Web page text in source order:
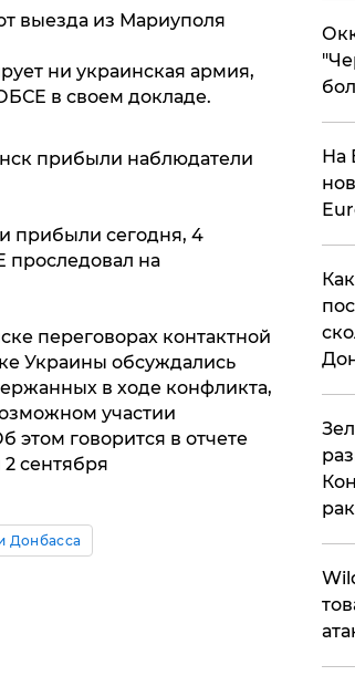
выезда из Мариуполя
ни украинская армия,
в своем докладе.
прибыли наблюдатели
прибыли сегодня, 4
проследовал на
переговорах контактной
Украины обсуждались
в ходе конфликта,
участии
этом говорится в отчете
сентября
Донбасса
На